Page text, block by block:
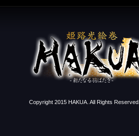
Copyright 2015 HAKUA. All Rights Reserved.